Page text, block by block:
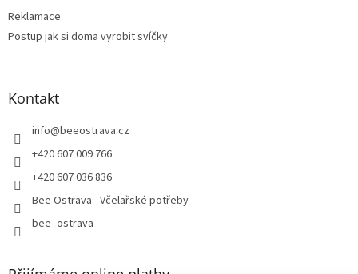
Reklamace
Postup jak si doma vyrobit svíčky
Kontakt
info@beeostrava.cz
+420 607 009 766
+420 607 036 836
Bee Ostrava - Včelařské potřeby
bee_ostrava